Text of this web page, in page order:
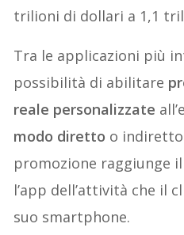
trilioni di dollari a 1,1
Tra le applicazioni più
possibilità di abilitare
reale personalizzate
modo diretto o
promozione raggiunge
l’app dell’attività che il
suo smartphone.